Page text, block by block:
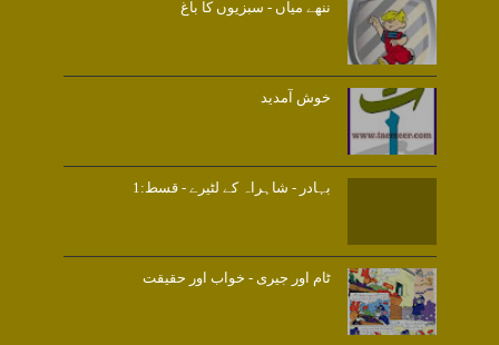
ننھے میاں - سبزیوں کا باغ
خوش آمدید
بہادر - شاہراہ کے لٹیرے - قسط:1
ٹام اور جیری - خواب اور حقیقت